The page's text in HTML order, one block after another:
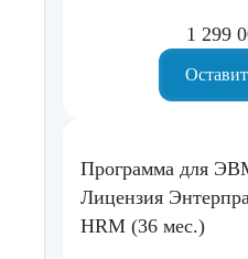
1 299
Программа для
Лицензия
HRM (36 мес.)